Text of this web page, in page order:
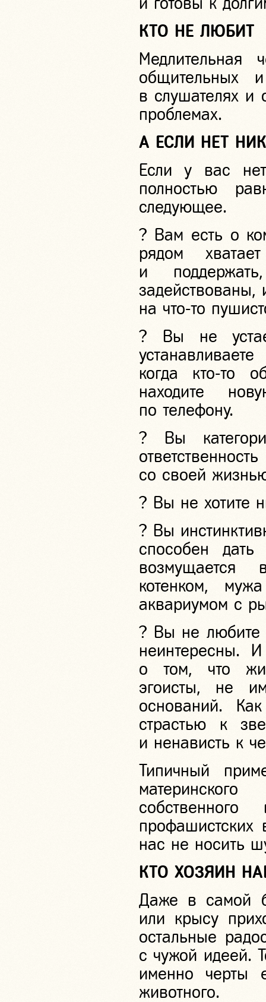
КТО НЕ ЛЮБИТ
Медлительная
общительных
в слушателях и
проблемах.
А ЕСЛИ НЕТ
Если у вас
полностью
следующее.
? Вам есть о
рядом
и
задействованы,
на что-то
? Вы не
когда кто-то
находите
по телефону.
? Вы
со своей
? Вы не хотите
? Вы
способен
котенком,
аквариумом с
? Вы не
неинтересны.
о том, что
эгоисты, не
оснований.
страстью к
и ненависть к
Типичный
профашистских
нас не носить
КТО ХОЗЯИН
Даже в самой
или крысу
остальные
с чужой идеей.
именно черты
животного.